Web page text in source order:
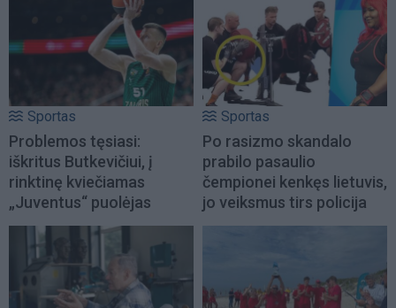
Sportas
Problemos tęsiasi:
iškritus Butkevičiui, į
rinktinę kviečiamas
„Juventus“ puolėjas
Sportas
Po rasizmo skandalo
prabilo pasaulio
čempionei kenkęs lietuvis,
jo veiksmus tirs policija